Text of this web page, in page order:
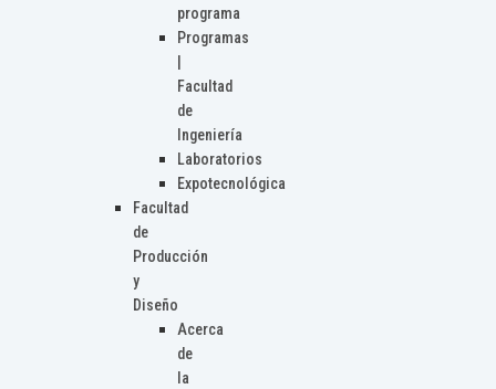
programa
Programas
Facultad
de
Ingeniería
Laboratorios
Expotecnológica
Facultad
de
Producción
y
Diseño
Acerca
de
la